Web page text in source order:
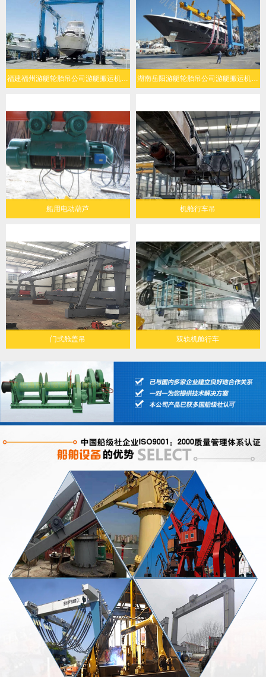
福建福州游艇轮胎吊公司游艇搬运机定制化设计 湖南岳阳游艇轮胎吊公司游艇搬运机经济环保
船用电动葫芦 机舱行车吊
门式舱盖吊 双轨机舱行车